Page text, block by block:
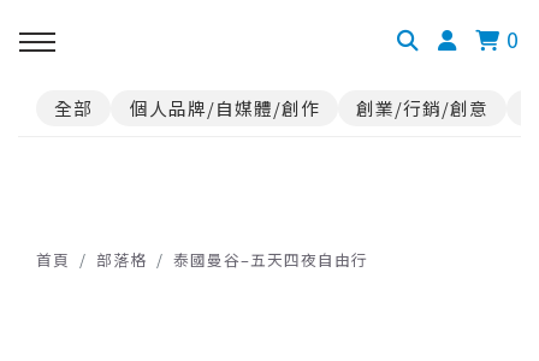
0
全部 個人品牌/自媒體/創作 創業/行銷/創意
首頁 部落格 泰國曼谷–五天四夜自由行